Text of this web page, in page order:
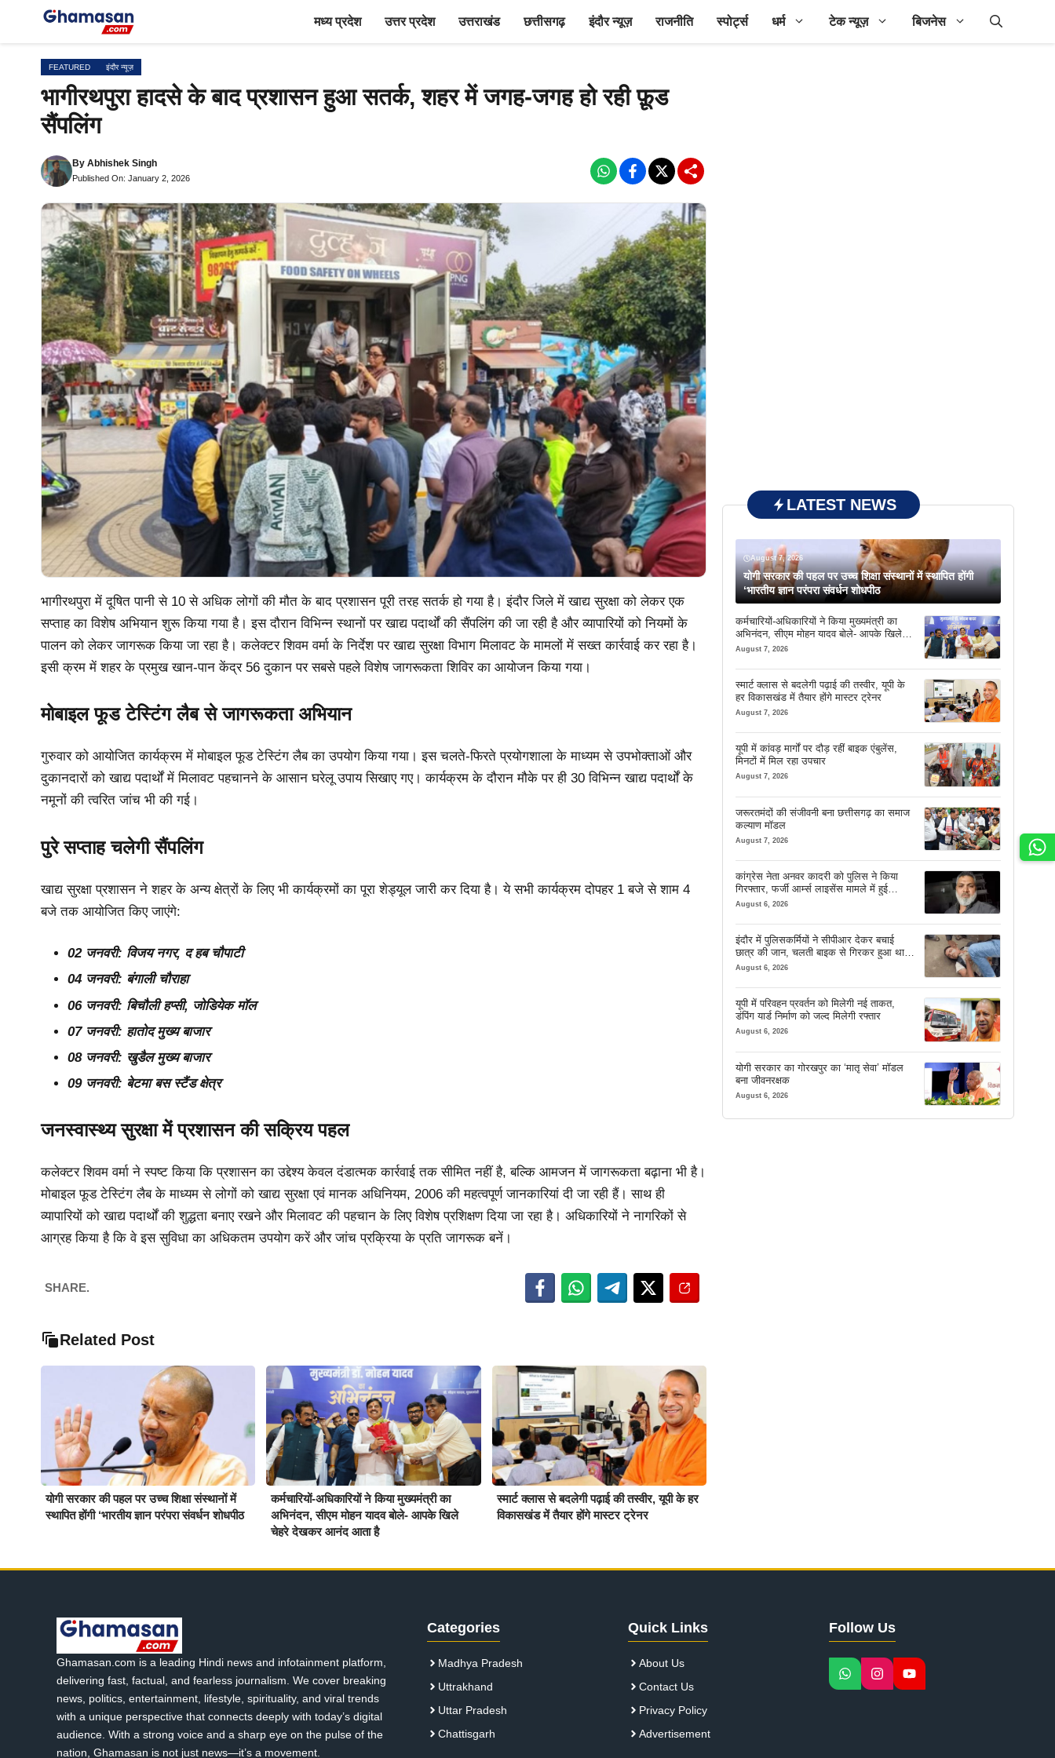
मध्य प्रदेश उत्तर प्रदेश उत्तराखंड छत्तीसगढ़ इंदौर न्यूज़ राजनीति स्पोर्ट्स धर्म टेक न्यूज़ बिजनेस
FEATURED इंदौर न्यूज़
भागीरथपुरा हादसे के बाद प्रशासन हुआ सतर्क, शहर में जगह-जगह हो रही फ़ूड
सैंपलिंग
By Abhishek Singh
Published On: January 2, 2026
भागीरथपुरा में दूषित पानी से 10 से अधिक लोगों की मौत के बाद प्रशासन पूरी तरह सतर्क हो गया है। इंदौर जिले में खाद्य सुरक्षा को लेकर एक
सप्ताह का विशेष अभियान शुरू किया गया है। इस दौरान विभिन्न स्थानों पर खाद्य पदार्थों की सैंपलिंग की जा रही है और व्यापारियों को नियमों के
पालन को लेकर जागरूक किया जा रहा है। कलेक्टर शिवम वर्मा के निर्देश पर खाद्य सुरक्षा विभाग मिलावट के मामलों में सख्त कार्रवाई कर रहा है।
इसी क्रम में शहर के प्रमुख खान-पान केंद्र 56 दुकान पर सबसे पहले विशेष जागरूकता शिविर का आयोजन किया गया।
मोबाइल फूड टेस्टिंग लैब से जागरूकता अभियान
गुरुवार को आयोजित कार्यक्रम में मोबाइल फूड टेस्टिंग लैब का उपयोग किया गया। इस चलते-फिरते प्रयोगशाला के माध्यम से उपभोक्ताओं और
दुकानदारों को खाद्य पदार्थों में मिलावट पहचानने के आसान घरेलू उपाय सिखाए गए। कार्यक्रम के दौरान मौके पर ही 30 विभिन्न खाद्य पदार्थों के
नमूनों की त्वरित जांच भी की गई।
पुरे सप्ताह चलेगी सैंपलिंग
खाद्य सुरक्षा प्रशासन ने शहर के अन्य क्षेत्रों के लिए भी कार्यक्रमों का पूरा शेड्यूल जारी कर दिया है। ये सभी कार्यक्रम दोपहर 1 बजे से शाम 4
बजे तक आयोजित किए जाएंगे:
02 जनवरी: विजय नगर, द हब चौपाटी
04 जनवरी: बंगाली चौराहा
06 जनवरी: बिचौली हप्सी, जोडियेक मॉल
07 जनवरी: हातोद मुख्य बाजार
08 जनवरी: खुडैल मुख्य बाजार
09 जनवरी: बेटमा बस स्टैंड क्षेत्र
जनस्वास्थ्य सुरक्षा में प्रशासन की सक्रिय पहल
कलेक्टर शिवम वर्मा ने स्पष्ट किया कि प्रशासन का उद्देश्य केवल दंडात्मक कार्रवाई तक सीमित नहीं है, बल्कि आमजन में जागरूकता बढ़ाना भी है।
मोबाइल फूड टेस्टिंग लैब के माध्यम से लोगों को खाद्य सुरक्षा एवं मानक अधिनियम, 2006 की महत्वपूर्ण जानकारियां दी जा रही हैं। साथ ही
व्यापारियों को खाद्य पदार्थों की शुद्धता बनाए रखने और मिलावट की पहचान के लिए विशेष प्रशिक्षण दिया जा रहा है। अधिकारियों ने नागरिकों से
आग्रह किया है कि वे इस सुविधा का अधिकतम उपयोग करें और जांच प्रक्रिया के प्रति जागरूक बनें।
SHARE.
Related Post
योगी सरकार की पहल पर उच्च शिक्षा संस्थानों में
स्थापित होंगी ‘भारतीय ज्ञान परंपरा संवर्धन शोधपीठ
कर्मचारियों-अधिकारियों ने किया मुख्यमंत्री का
अभिनंदन, सीएम मोहन यादव बोले- आपके खिले
चेहरे देखकर आनंद आता है
स्मार्ट क्लास से बदलेगी पढ़ाई की तस्वीर, यूपी के हर
विकासखंड में तैयार होंगे मास्टर ट्रेनर
LATEST NEWS
August 7, 2026
योगी सरकार की पहल पर उच्च शिक्षा संस्थानों में स्थापित होंगी
‘भारतीय ज्ञान परंपरा संवर्धन शोधपीठ
कर्मचारियों-अधिकारियों ने किया मुख्यमंत्री का
अभिनंदन, सीएम मोहन यादव बोले- आपके खिले
चेहरे देखकर आनंद आता है
August 7, 2026
स्मार्ट क्लास से बदलेगी पढ़ाई की तस्वीर, यूपी के
हर विकासखंड में तैयार होंगे मास्टर ट्रेनर
August 7, 2026
यूपी में कांवड़ मार्गों पर दौड़ रहीं बाइक एंबुलेंस,
मिनटों में मिल रहा उपचार
August 7, 2026
जरूरतमंदों की संजीवनी बना छत्तीसगढ़ का समाज
कल्याण मॉडल
August 7, 2026
कांग्रेस नेता अनवर कादरी को पुलिस ने किया
गिरफ्तार, फर्जी आर्म्स लाइसेंस मामले में हुई
कार्रवाई
August 6, 2026
इंदौर में पुलिसकर्मियों ने सीपीआर देकर बचाई
छात्र की जान, चलती बाइक से गिरकर हुआ था
बेहोश
August 6, 2026
यूपी में परिवहन प्रवर्तन को मिलेगी नई ताकत,
डंपिंग यार्ड निर्माण को जल्द मिलेगी रफ्तार
August 6, 2026
योगी सरकार का गोरखपुर का ‘मातृ सेवा’ मॉडल
बना जीवनरक्षक
August 6, 2026
Ghamasan.com is a leading Hindi news and infotainment platform,
delivering fast, factual, and fearless journalism. We cover breaking
news, politics, entertainment, lifestyle, spirituality, and viral trends
with a unique perspective that connects deeply with today’s digital
audience. With a strong voice and a sharp eye on the pulse of the
nation, Ghamasan is not just news—it’s a movement.
Categories
Madhya Pradesh
Uttrakhand
Uttar Pradesh
Chattisgarh
Quick Links
About Us
Contact Us
Privacy Policy
Advertisement
Follow Us